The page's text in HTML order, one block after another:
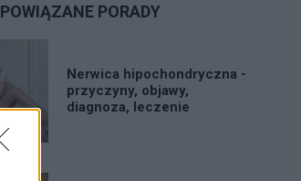
POWIĄZANE PORADY
Nerwica hipochondryczna -
przyczyny, objawy,
diagnoza, leczenie